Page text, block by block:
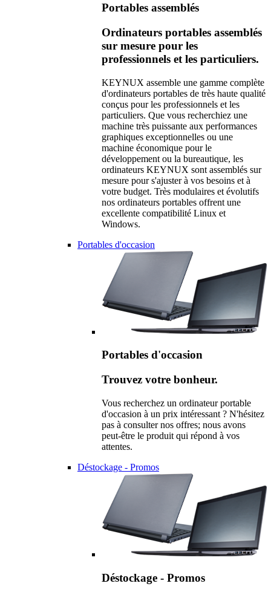
Portables assemblés
Ordinateurs portables assemblés
sur mesure pour les
professionnels et les particuliers.
KEYNUX assemble une gamme complète
d'ordinateurs portables de très haute qualité
conçus pour les professionnels et les
particuliers. Que vous recherchiez une
machine très puissante aux performances
graphiques exceptionnelles ou une
machine économique pour le
développement ou la bureautique, les
ordinateurs KEYNUX sont assemblés sur
mesure pour s'ajuster à vos besoins et à
votre budget. Très modulaires et évolutifs
nos ordinateurs portables offrent une
excellente compatibilité Linux et
Windows.
Portables d'occasion
Portables d'occasion
Trouvez votre bonheur.
Vous recherchez un ordinateur portable
d'occasion à un prix intéressant ? N'hésitez
pas à consulter nos offres; nous avons
peut-être le produit qui répond à vos
attentes.
Déstockage - Promos
Déstockage - Promos